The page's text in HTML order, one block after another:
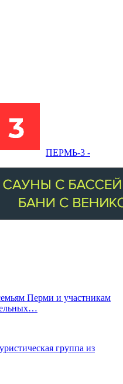
ПЕРМЬ-3 -
Перми и участникам
группа из